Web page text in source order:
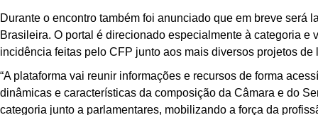
Durante o encontro também foi anunciado que em breve
Brasileira. O portal é direcionado especialmente à categoria
incidência feitas pelo CFP junto aos mais diversos projetos
“A plataforma vai reunir informações e recursos de forma
dinâmicas e características da composição da Câmara e do
categoria junto a parlamentares, mobilizando a força da